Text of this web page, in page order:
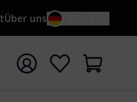
Über uns